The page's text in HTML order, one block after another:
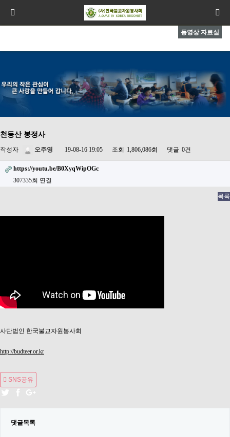
동영상 자료실
천등산 봉정사
작성자 오주영 19-08-16 19:05 조회 1,806,086회 댓글 0건
https://youtu.be/B0XyqWipOGc
307335회 연결
목록
사단법인 한국불교자원봉사회
http://budteer.or.kr
SNS공유
댓글목록